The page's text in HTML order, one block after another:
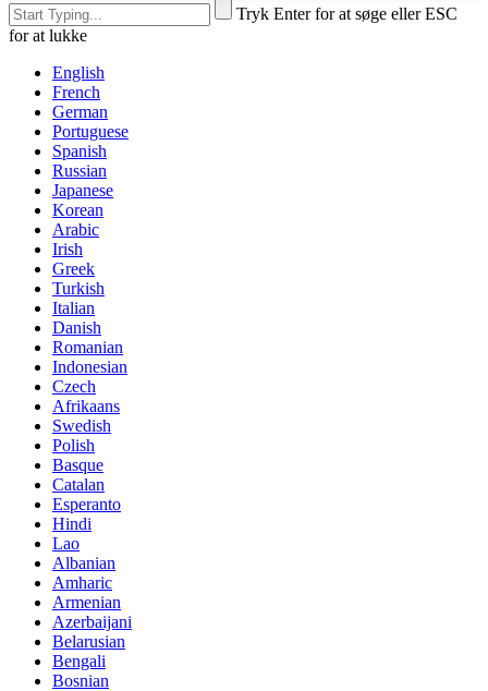
Tryk Enter for at søge eller ESC
for at lukke
English
French
German
Portuguese
Spanish
Russian
Japanese
Korean
Arabic
Irish
Greek
Turkish
Italian
Danish
Romanian
Indonesian
Czech
Afrikaans
Swedish
Polish
Basque
Catalan
Esperanto
Hindi
Lao
Albanian
Amharic
Armenian
Azerbaijani
Belarusian
Bengali
Bosnian